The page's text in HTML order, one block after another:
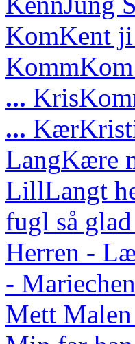
KomKent
Komm
... Kris
... Kær
LangKære
LillLangt
fugl så
Herren -
-
Mett